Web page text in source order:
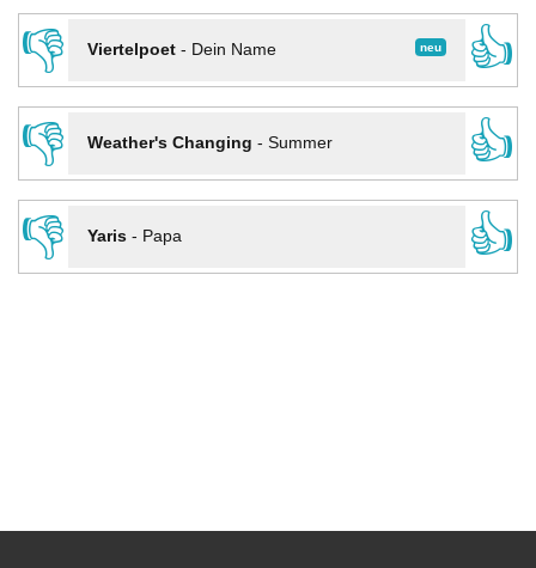
👎
neu
Viertelpoet- Dein Name
👍
👎
Weather's Changing - Summer
👍
👎
Yaris- Papa 👍